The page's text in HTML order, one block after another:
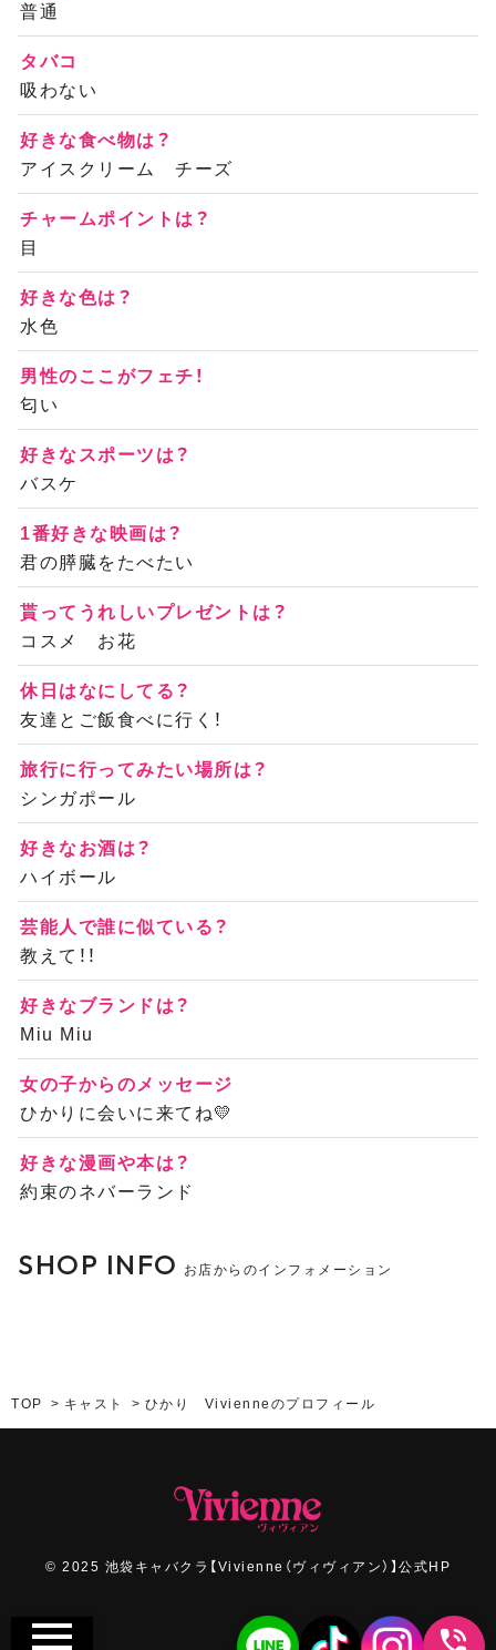
普通
タバコ
吸わない
好きな食べ物は？
アイスクリーム チーズ
チャームポイントは？
目
好きな色は？
水色
男性のここがフェチ！
匂い
好きなスポーツは？
バスケ
1番好きな映画は？
君の膵臓をたべたい
貰ってうれしいプレゼントは？
コスメ お花
休日はなにしてる？
友達とご飯食べに行く！
旅行に行ってみたい場所は？
シンガポール
好きなお酒は？
ハイボール
芸能人で誰に似ている？
教えて！！
好きなブランドは？
Miu Miu
女の子からのメッセージ
ひかりに会いに来てね💛
好きな漫画や本は？
約束のネバーランド
SHOP INFO お店からのインフォメーション
TOP キャスト ひかり Vivienneのプロフィール
© 2025 池袋キャバクラ【Vivienne（ヴィヴィアン）】公式HP